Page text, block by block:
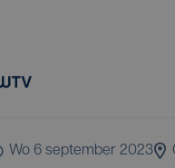
wo 6 september 2023